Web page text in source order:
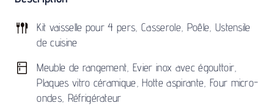
Meuble de rangement, Evier inox avec égouttoir,
Plaques vitro céramique, Hotte aspirante, Four micro-
ondes, Réfrigérateur
Kit vaisselle pour 4 pers, Casserole, Poêle, Ustensile
de cuisine